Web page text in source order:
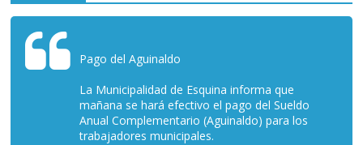
Pago del Aguinaldo
La Municipalidad de Esquina informa que
mañana se hará efectivo el pago del Sueldo
Anual Complementario (Aguinaldo) para los
trabajadores municipales.